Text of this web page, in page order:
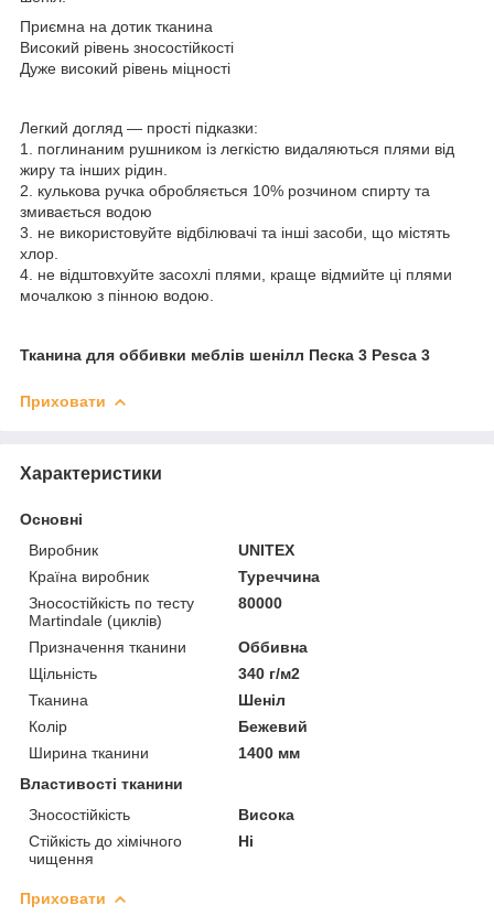
Приємна на дотик тканина
Високий рівень зносостійкості
Дуже високий рівень міцності
Легкий догляд — прості підказки:
1. поглинаним рушником із легкістю видаляються плями від
жиру та інших рідин.
2. кулькова ручка обробляється 10% розчином спирту та
змивається водою
3. не використовуйте відбілювачі та інші засоби, що містять
хлор.
4. не відштовхуйте засохлі плями, краще відмийте ці плями
мочалкою з пінною водою.
Тканина для оббивки меблів шенілл Песка 3 Pesca 3
Приховати
Характеристики
Основні
Виробник
UNITEX
Країна виробник
Туреччина
Зносостійкість по тесту
Martindale (циклів)
80000
Призначення тканини
Оббивна
Щільність
340 г/м2
Тканина
Шеніл
Колір
Бежевий
Ширина тканини
1400 мм
Властивості тканини
Зносостійкість
Висока
Стійкість до хімічного
чищення
Ні
Приховати